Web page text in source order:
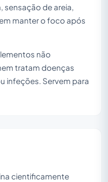
sensação de areia,
manter o foco após
não
tratam doenças
infeções. Servem para
cientificamente